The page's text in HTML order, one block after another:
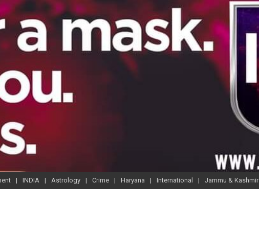
INDIA Astrology Crime Haryana International Jammu & Kashmir